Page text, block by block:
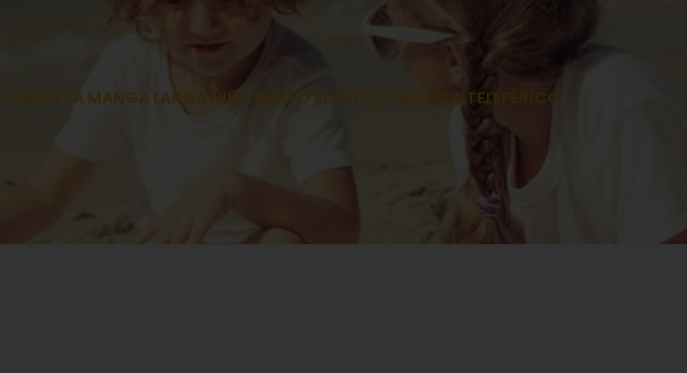
MANGA LARGA NIÑA PUNTO ELASTICO BLANCA TELEFÉRICO